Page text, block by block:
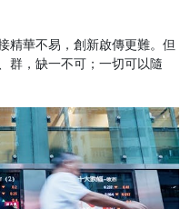
精華不易，創新啟傳更難。但
群，缺一不可；一切可以隨